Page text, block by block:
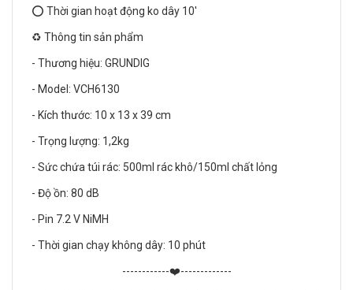
⭕ Thời gian hoạt động ko dây 10'
♻️ Thông tin sản phẩm
- Thương hiệu: GRUNDIG
- Model: VCH6130
- Kích thước: 10 x 13 x 39 cm
- Trọng lượng: 1,2kg
- Sức chứa túi rác: 500ml rác khô/150ml chất lỏng
- Độ ồn: 80 dB
- Pin 7.2 V NiMH
- Thời gian chạy không dây: 10 phút
------------❤️-------------